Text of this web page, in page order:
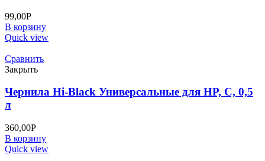
99,00Р
В корзину
Quick view
Сравнить
Закрыть
Чернила Hi-Black Универсальные для HP, C, 0,5
л
360,00Р
В корзину
Quick view